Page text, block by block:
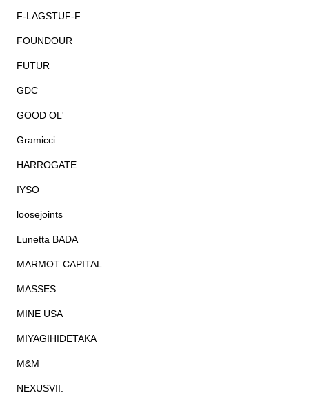
F-LAGSTUF-F
FOUNDOUR
FUTUR
GDC
GOOD OL'
Gramicci
HARROGATE
IYSO
loosejoints
Lunetta BADA
MARMOT CAPITAL
MASSES
MINE USA
MIYAGIHIDETAKA
M&M
NEXUSVII.